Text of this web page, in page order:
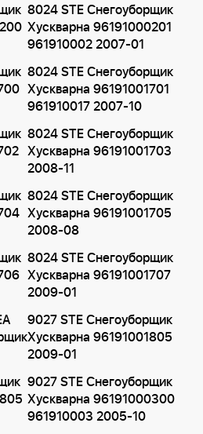
8024 STE Снегоуборщик
Хускварна 96191000201
961910002 2007-01
8024 STE Снегоуборщик
Хускварна 96191001701
961910017 2007-10
8024 STE Снегоуборщик
Хускварна 96191001703
2008-11
8024 STE Снегоуборщик
Хускварна 96191001705
2008-08
8024 STE Снегоуборщик
Хускварна 96191001707
2009-01
9027 STE Снегоуборщик
Хускварна 96191001805
2009-01
9027 STE Снегоуборщик
Хускварна 96191000300
961910003 2005-10